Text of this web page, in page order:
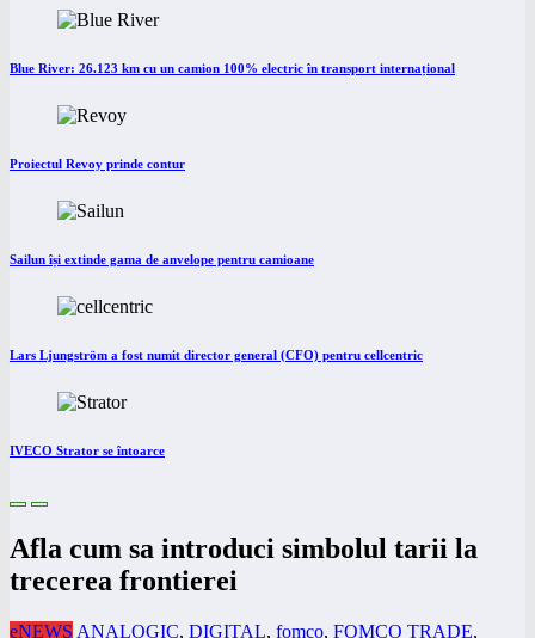
Blue River: 26.123 km cu un camion 100% electric în transport internațional
Proiectul Revoy prinde contur
Sailun își extinde gama de anvelope pentru camioane
Lars Ljungström a fost numit director general (CFO) pentru cellcentric
IVECO Strator se întoarce
Afla cum sa introduci simbolul tarii la
trecerea frontierei
eNEWS ANALOGIC, DIGITAL, fomco, FOMCO TRADE,